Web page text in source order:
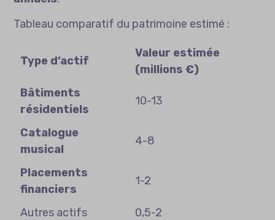
Tableau comparatif du patrimoine estimé :
Type d’actif
Valeur estimée
(millions €)
Bâtiments
résidentiels
10-13
Catalogue
musical
4-8
Placements
financiers
1-2
Autres actifs 0,5-2